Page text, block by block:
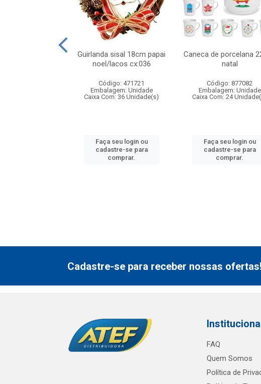
Guirlanda sisal 18cm papai
noel/lacos cx:036
Código: 471721
Embalagem: Unidade
Caixa Com: 36 Unidade(s)
Faça seu login ou
cadastre-se para
comprar.
Caneca de porcelana
natal
Código: 877082
Embalagem: Unidade
Caixa Com: 24
Faça seu login ou
cadastre-se para
comprar.
Cadastre-se para receber nossas ofertas!
FAQ
Quem Somos
Política de